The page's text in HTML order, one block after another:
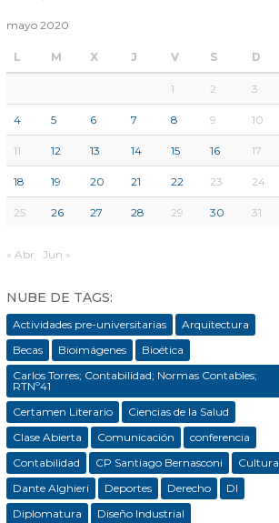
mayo 2020
L M X J V S D
1 2 3
4 5 6 7 8 9 10
11 12 13 14 15 16 17
18 19 20 21 22 23 24
25 26 27 28 29 30 31
« Abr Jun »
NUBE DE TAGS:
Actividades pre-universitarias
Arquitectura
Becas
Bioimágenes
Bioética
Carlos Torres; Contabilidad; Normas Contables;
RTNº41
Certamen Literario
Ciencias de la Salud
Clase Abierta
Comunicación
conferencia
Contabilidad
CP Santiago Bernasconi
Cultura
Dante Alghieri
Deportes Derecho
DI
Diplomatura
Diseño Industrial